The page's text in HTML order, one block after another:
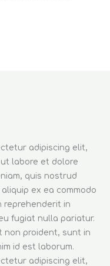
adipiscing elit,
labore et dolore
quis nostrud
ex ea commodo
reprehenderit in
fugiat nulla pariatur.
non proident, sunt in
id est laborum.
adipiscing elit,